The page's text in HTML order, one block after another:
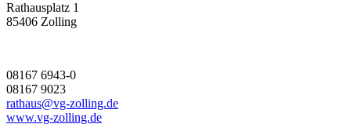
Rathausplatz 1
85406 Zolling
08167 6943-0
08167 9023
rathaus@vg-zolling.de
www.vg-zolling.de